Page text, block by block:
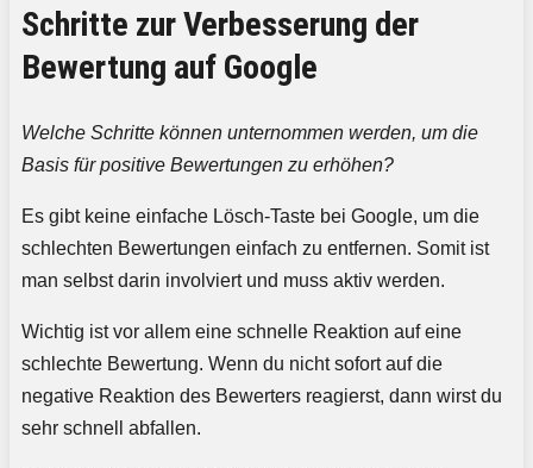
Schritte zur Verbesserung der
Bewertung auf Google
Welche Schritte können unternommen werden, um die
Basis für positive Bewertungen zu erhöhen?
Es gibt keine einfache Lösch-Taste bei Google, um die
schlechten Bewertungen einfach zu entfernen. Somit ist
man selbst darin involviert und muss aktiv werden.
Wichtig ist vor allem eine schnelle Reaktion auf eine
schlechte Bewertung. Wenn du nicht sofort auf die
negative Reaktion des Bewerters reagierst, dann wirst du
sehr schnell abfallen.